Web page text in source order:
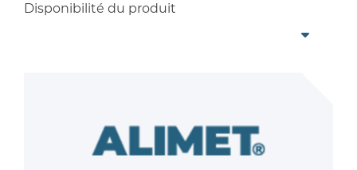
Disponibilité du produit